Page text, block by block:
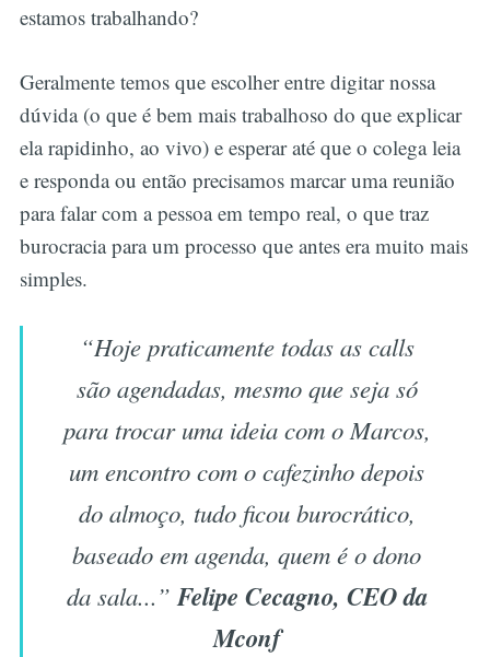
estamos trabalhando?
Geralmente temos que escolher entre digitar nossa
dúvida (o que é bem mais trabalhoso do que explicar
ela rapidinho, ao vivo) e esperar até que o colega leia
e responda ou então precisamos marcar uma reunião
para falar com a pessoa em tempo real, o que traz
burocracia para um processo que antes era muito mais
simples.
“Hoje praticamente todas as calls
são agendadas, mesmo que seja só
para trocar uma ideia com o Marcos,
um encontro com o cafezinho depois
do almoço, tudo ficou burocrático,
baseado em agenda, quem é o dono
da sala...”Felipe Cecagno, CEO da
Mconf